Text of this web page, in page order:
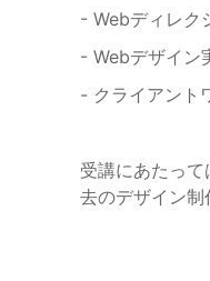
- Webディレク
- Webデザイン
- クライアント
受講にあたっ
去のデザイン制